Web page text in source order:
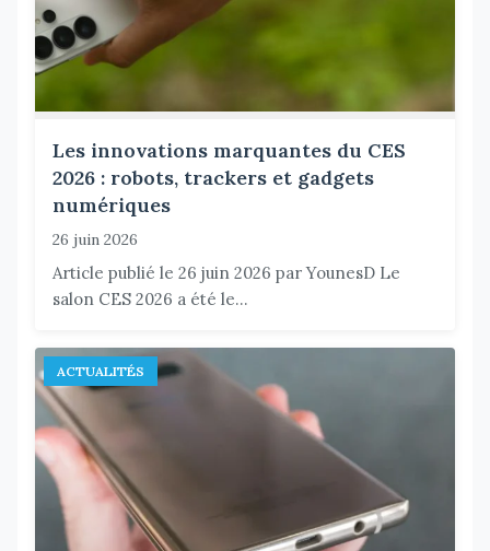
Les innovations marquantes du CES
2026 : robots, trackers et gadgets
numériques
26 juin 2026
Article publié le 26 juin 2026 par YounesD Le
salon CES 2026 a été le...
ACTUALITÉS